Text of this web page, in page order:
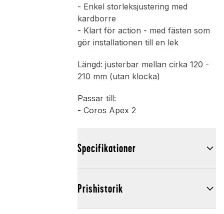
- Enkel storleksjustering med
kardborre
- Klart för action - med fästen som
gör installationen till en lek
Längd: justerbar mellan cirka 120 -
210 mm (utan klocka)
Passar till:
- Coros Apex 2
Specifikationer
Prishistorik